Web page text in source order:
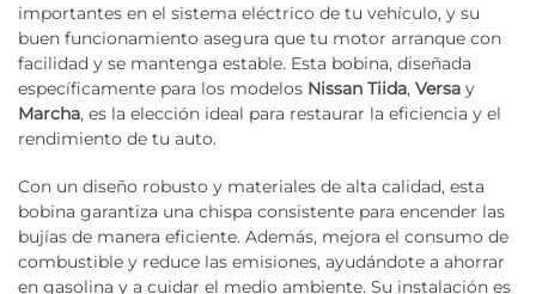
importantes en el sistema eléctrico de tu vehículo, y su
buen funcionamiento asegura que tu motor arranque con
facilidad y se mantenga estable. Esta bobina, diseñada
específicamente para los modelos Nissan Tiida, Versa y
Marcha, es la elección ideal para restaurar la eficiencia y el
rendimiento de tu auto.
Con un diseño robusto y materiales de alta calidad, esta
bobina garantiza una chispa consistente para encender las
bujías de manera eficiente. Además, mejora el consumo de
combustible y reduce las emisiones, ayudándote a ahorrar
en gasolina y a cuidar el medio ambiente. Su instalación es